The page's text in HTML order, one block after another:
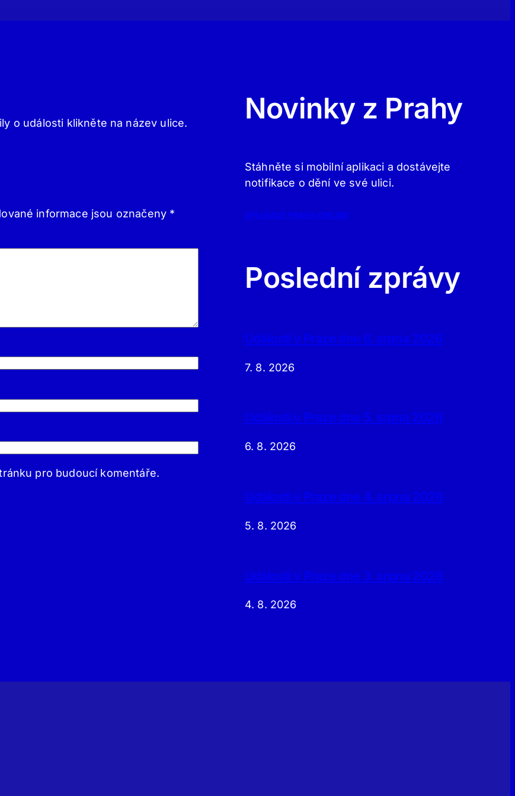
o události klikněte na název ulice.
informace jsou označeny *
pro budoucí komentáře.
Novinky z Prahy
Stáhněte si mobilní aplikaci a dostávejte
notifikace o dění ve své ulici.
APLIKACE PRAHA.ONLINE
Poslední zprávy
Události v Praze dne 6. srpna 2026
7. 8. 2026
Události v Praze dne 5. srpna 2026
6. 8. 2026
Události v Praze dne 4. srpna 2026
5. 8. 2026
Události v Praze dne 3. srpna 2026
4. 8. 2026